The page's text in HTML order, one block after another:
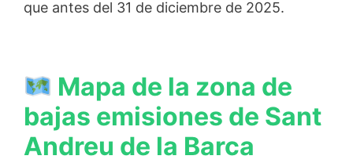
que antes del 31 de diciembre de 2025.
Mapa de la zona de
bajas emisiones de Sant
Andreu de la Barca